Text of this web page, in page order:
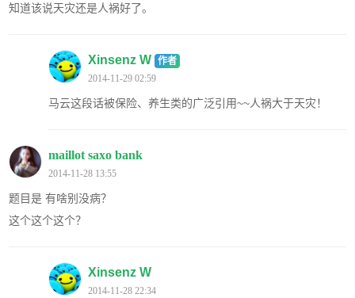
知道该说天灾还是人祸好了。
Xinsenz W 作者
2014-11-29 02:59
马云这段话被保险、养生类的广泛引用~~人祸大于天灾！
maillot saxo bank
2014-11-28 13:55
题目是 有啥别没病？
这个这个这个？
Xinsenz W
2014-11-28 22:34